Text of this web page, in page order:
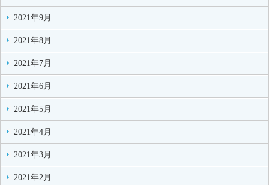
2021年9月
2021年8月
2021年7月
2021年6月
2021年5月
2021年4月
2021年3月
2021年2月